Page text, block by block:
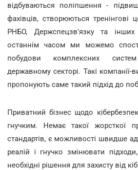
відбуваються поліпшення -
фахівців, створюються
РНБО, Держспецзв'язку та інших
останнім часом ми можемо
побудови комплексних
державному секторі. Такі компанії-
пропонують саме такий підхід до
Приватний бізнес щодо
гнучким. Немає такої жорсткої
стандартів, є можливості швидше
реалій і гнучко змінювати
необхідні рішення для захисту від